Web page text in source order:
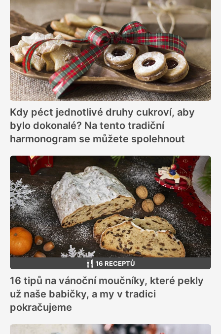
Kdy péct jednotlivé druhy cukroví, aby
bylo dokonalé? Na tento tradiční
harmonogram se můžete spolehnout
16 RECEPTŮ
16 tipů na vánoční moučníky, které pekly
už naše babičky, a my v tradici
pokračujeme